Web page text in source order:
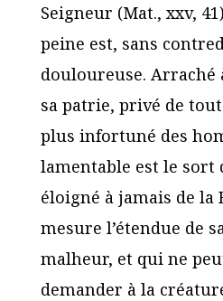
Seigneur (Mat., xxv,
peine est, sans
douloureuse. Arraché
sa patrie, privé de
plus infortuné des
lamentable est le sort
éloigné à jamais de
mesure l’étendue de
malheur, et qui ne
demander à la